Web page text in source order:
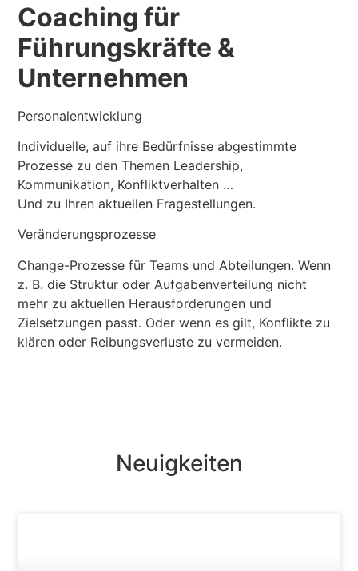
Coaching für
Führungskräfte &
Unternehmen
Personalentwicklung
Individuelle, auf ihre Bedürfnisse abgestimmte
Prozesse zu den Themen Leadership,
Kommunikation, Konfliktverhalten …
Und zu Ihren aktuellen Fragestellungen.
Veränderungsprozesse
Change-Prozesse für Teams und Abteilungen. Wenn
z. B. die Struktur oder Aufgabenverteilung nicht
mehr zu aktuellen Herausforderungen und
Zielsetzungen passt. Oder wenn es gilt, Konflikte zu
klären oder Reibungsverluste zu vermeiden.
Neuigkeiten